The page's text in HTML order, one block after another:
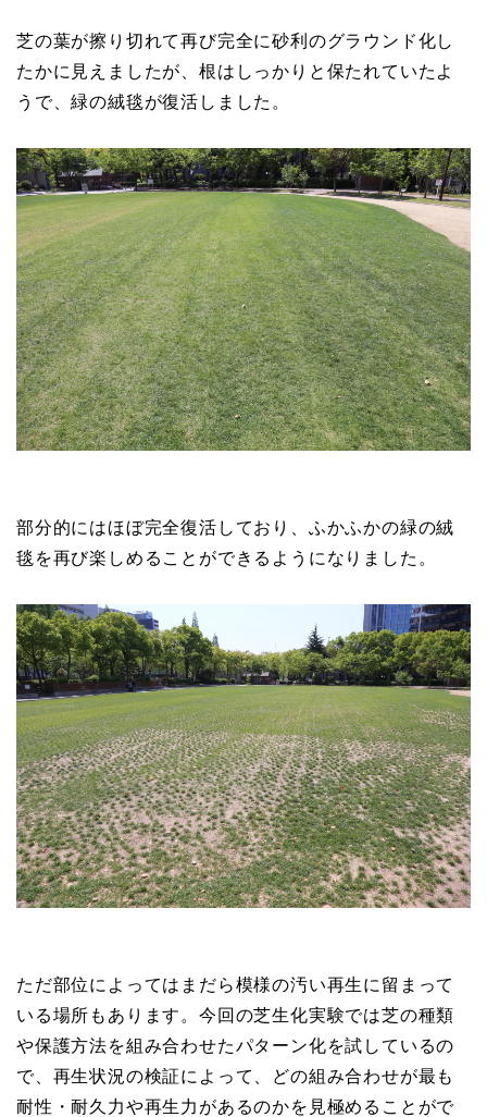
芝の葉が擦り切れて再び完全に砂利のグラウンド化し
たかに見えましたが、根はしっかりと保たれていたよ
うで、緑の絨毯が復活しました。
部分的にはほぼ完全復活しており、ふかふかの緑の絨
毯を再び楽しめることができるようになりました。
ただ部位によってはまだら模様の汚い再生に留まって
いる場所もあります。今回の芝生化実験では芝の種類
や保護方法を組み合わせたパターン化を試しているの
で、再生状況の検証によって、どの組み合わせが最も
耐性・耐久力や再生力があるのかを見極めることがで